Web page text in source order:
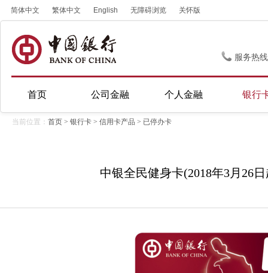
简体中文 繁体中文 English 无障碍浏览 关怀版
服务热
首页 公司金融 个人金融 银行
当前位置： 首页 > 银行卡 > 信用卡产品 > 已停办卡
中银全民健身卡(2018年3月26